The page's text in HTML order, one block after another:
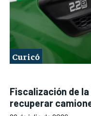
Curicó
Fiscalización de
recuperar